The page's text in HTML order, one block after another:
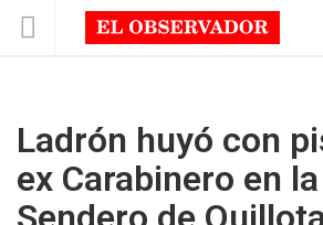
Ladrón huyó con
ex Carabinero en